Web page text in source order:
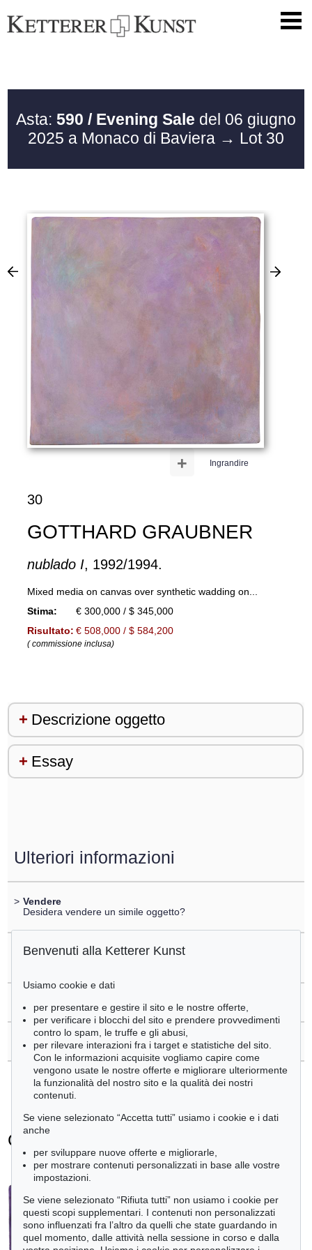
Asta: 590 / Evening Sale del 06 giugno
2025 a Monaco di Baviera → Lot 30
Ingrandire
+
30
GOTTHARD GRAUBNER
nublado I, 1992/1994.
Mixed media on canvas over synthetic wadding on...
Stima:
€ 300,000 / $ 345,000
Risultato: € 508,000 / $ 584,200
( commissione inclusa)
Descrizione oggetto
Essay
Ulteriori informazioni
> Vendere
Desidera vendere un simile oggetto?
Registrare di
Contattare esperti
Gotthard Graubner - Ogetti venduti
tute le offerte
Benvenuti alla Ketterer Kunst
Usiamo cookie e dati
per presentare e gestire il sito e le nostre offerte,
per verificare i blocchi del sito e prendere provvedimenti
contro lo spam, le truffe e gli abusi,
per rilevare interazioni fra i target e statistiche del sito.
Con le informazioni acquisite vogliamo capire come
vengono usate le nostre offerte e migliorare ulteriormente
la funzionalità del nostro sito e la qualità dei nostri
contenuti.
Se viene selezionato “Accetta tutti” usiamo i cookie e i dati
anche
per sviluppare nuove offerte e migliorarle,
per mostrare contenuti personalizzati in base alle vostre
impostazioni.
Se viene selezionato “Rifiuta tutti” non usiamo i cookie per
questi scopi supplementari. I contenuti non personalizzati
sono influenzati fra l’altro da quelli che state guardando in
quel momento, dalle attività nella sessione in corso e dalla